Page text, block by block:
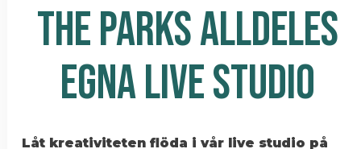
THE PARKS ALLDELES
EGNA LIVE STUDIO
Låt kreativiteten flöda i vår live studio på